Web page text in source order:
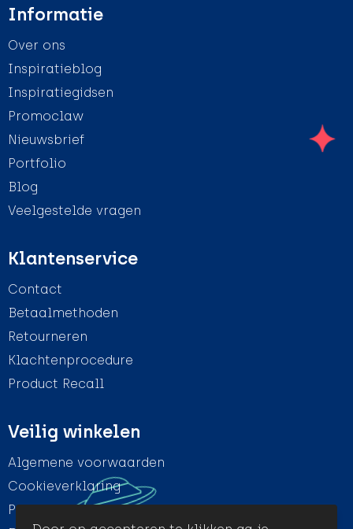
Informatie
Over ons
Inspiratieblog
Inspiratiegidsen
Promoclaw
Nieuwsbrief
Portfolio
Blog
Veelgestelde vragen
Klantenservice
Contact
Betaalmethoden
Retourneren
Klachtenprocedure
Product Recall
Veilig winkelen
Algemene voorwaarden
Cookieverklaring
Privacyverklaring